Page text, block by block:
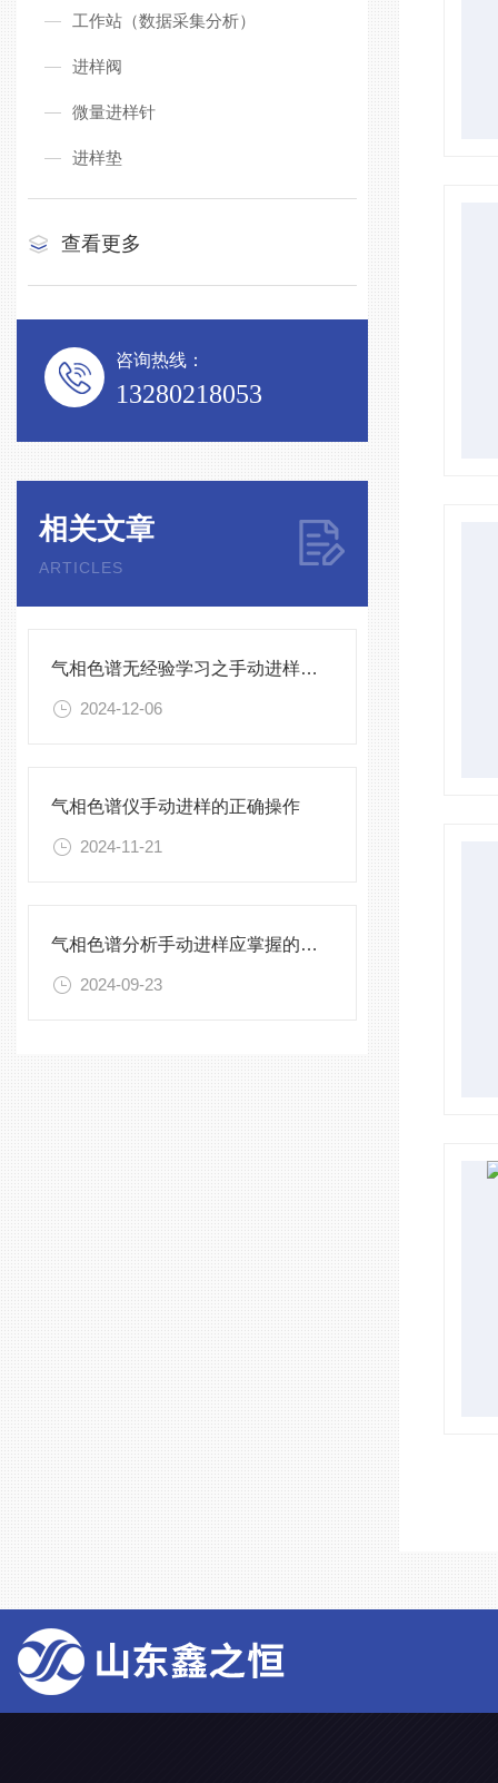
工作站（数据采集分析）
进样阀
微量进样针
进样垫
查看更多
咨询热线：
13280218053
相关文章
ARTICLES
气相色谱无经验学习之手动进样操作技巧
2024-12-06
气相色谱仪手动进样的正确操作
2024-11-21
气相色谱分析手动进样应掌握的操作要领
2024-09-23